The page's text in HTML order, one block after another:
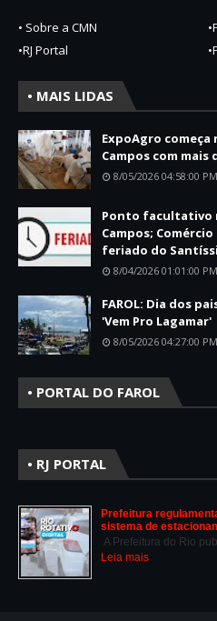
• Sobre a CMN
•RJ Portal
• MAIS LIDAS
ExpoAgro
Campos com mais
8/05/2026 04:58:00 PM
Ponto facultativo
Campos;
feriado do
8/04/2026 01:01:00 PM
FAROL: Dia dos
'Vem Pro Lagamar'
8/05/2026 04:27:00 PM
• PORTAL DO FAROL
• RJ PORTAL
Prefeitura
sistema de
A Prefeitura do Rio
Leia mais